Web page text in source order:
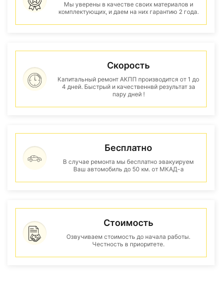
Мы уверены в качестве своих материалов и
комплектующих, и даем на них гарантию 2 года.
Скорость
Капитальный ремонт АКПП производится от 1 до
4 дней. Быстрый и качественнвй результат за
пару дней !
Бесплатно
В случае ремонта мы бесплатно эвакуируем
Ваш автомобиль до 50 км. от МКАД-а
Стоимость
Озвучиваем стоимость до начала работы.
Честность в приоритете.